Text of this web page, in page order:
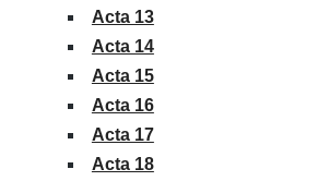
Acta 13
Acta 14
Acta 15
Acta 16
Acta 17
Acta 18